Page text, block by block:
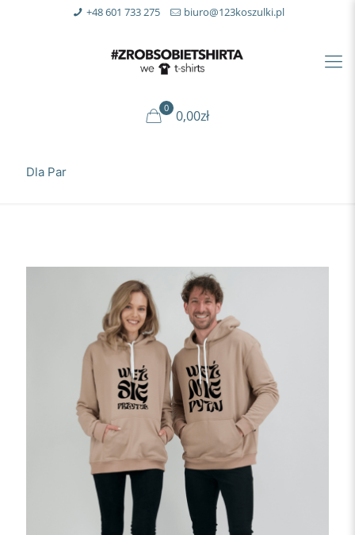
+48 601 733 275 biuro@123koszulki.pl
0 0,00zł
Dla Par